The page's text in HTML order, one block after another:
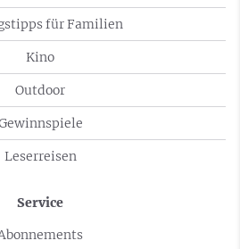
für Familien
Kino
Outdoor
Leserreisen
Service